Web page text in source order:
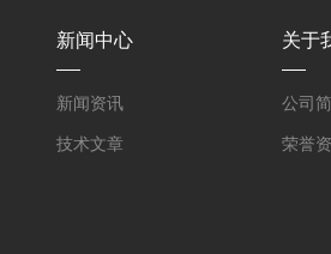
新闻中心
新闻资讯
技术文章
关于
公司
荣誉